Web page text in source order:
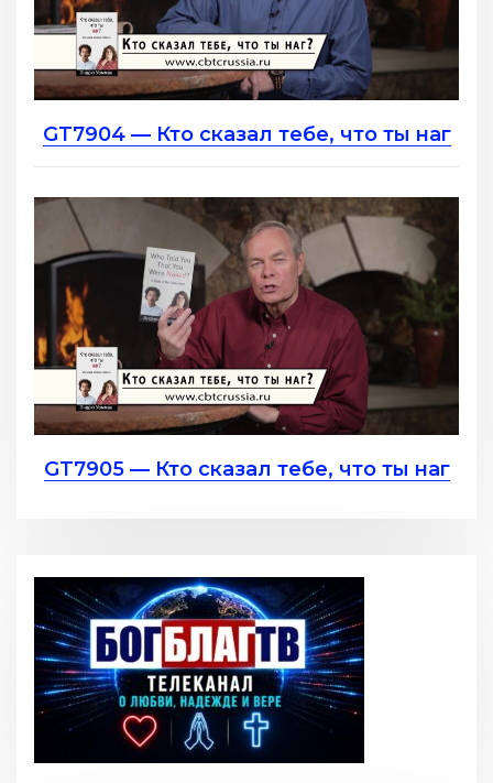
GT7904 — Кто сказал тебе, что ты наг
GT7905 — Кто сказал тебе, что ты наг